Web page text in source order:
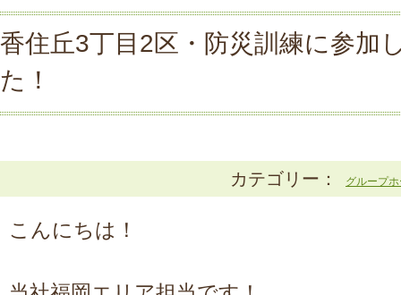
香住丘3丁目2区・防災訓練に参加
た！
カテゴリー： グループ
こんにちは！